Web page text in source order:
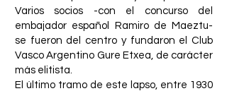
Varios socios -con el concurso del
embajador español Ramiro de Maeztu-
se fueron del centro y fundaron el Club
Vasco Argentino Gure Etxea, de carácter
más elitista.
El último tramo de este lapso, entre 1930